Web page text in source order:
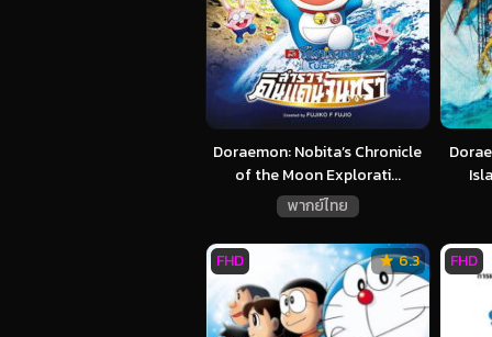
Doraemon: Nobita’s Chronicle
of the Moon Explorati...
พากย์ไทย
6.3
FHD FHD